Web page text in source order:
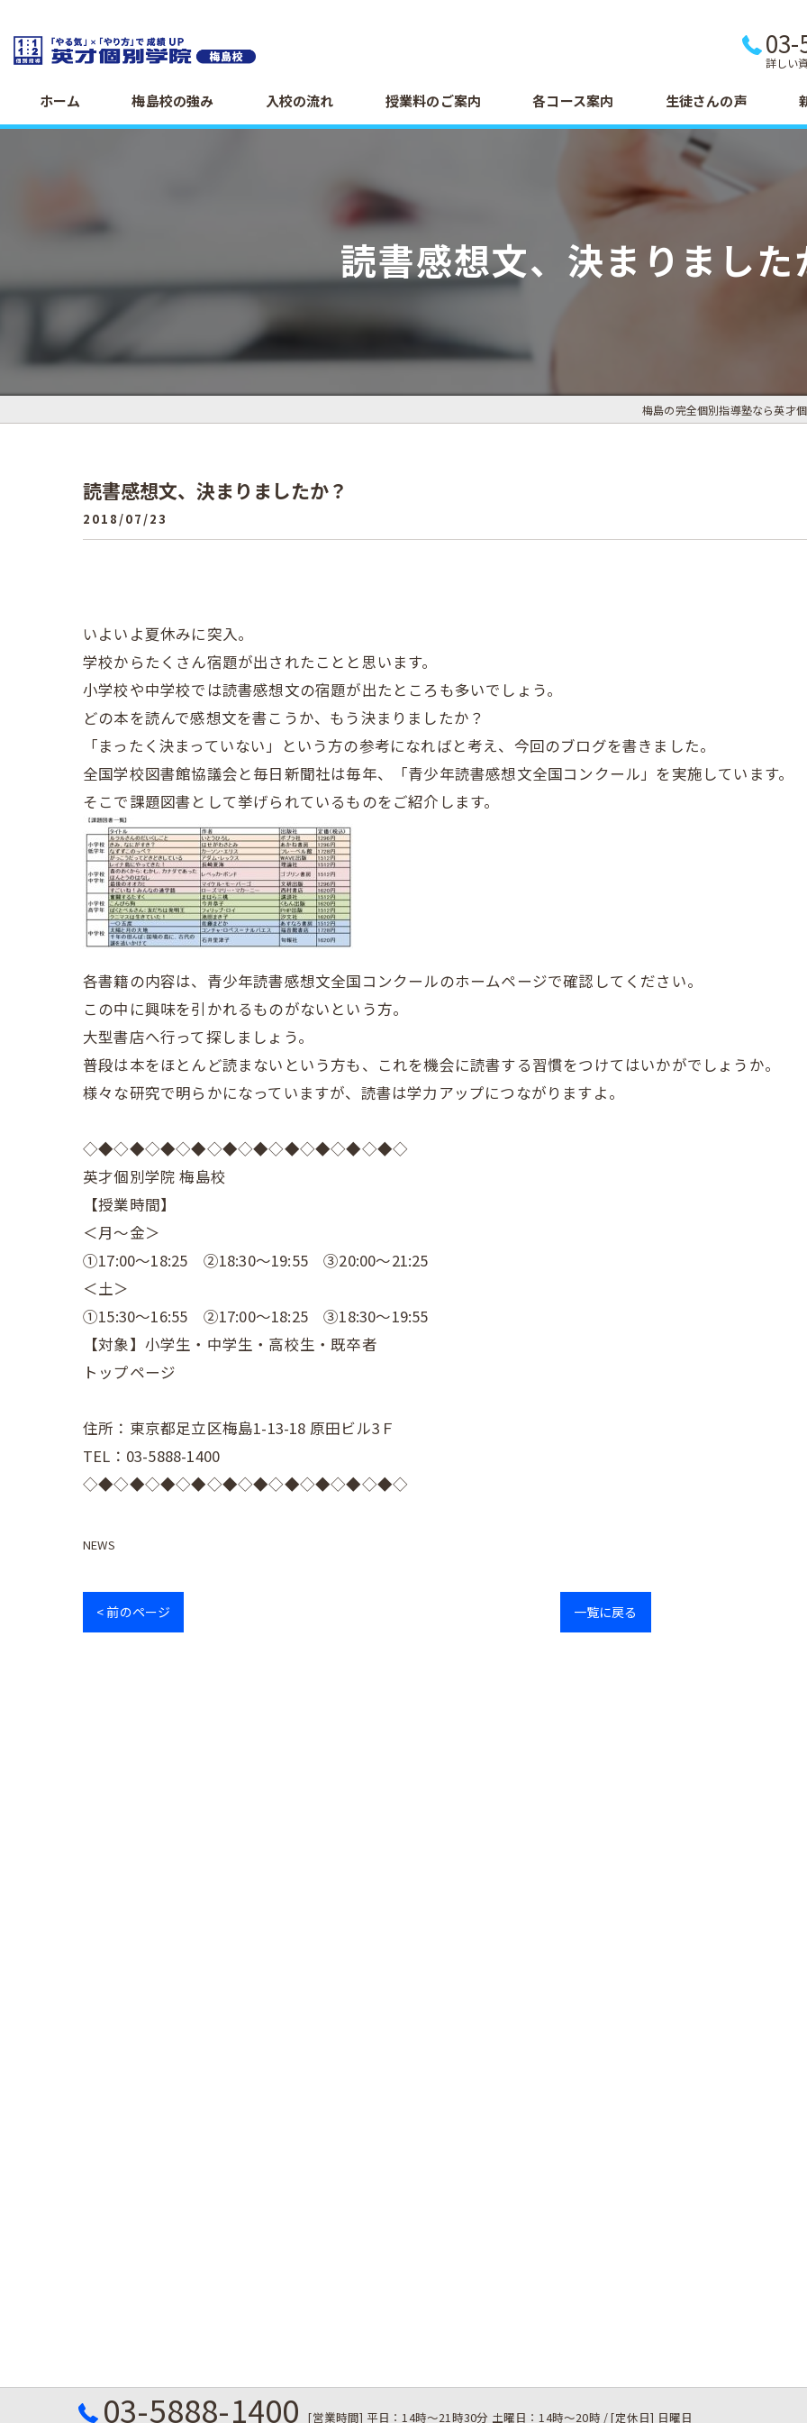
03-
詳しい
ホーム 梅島校の強み 入校の流れ 授業料のご案内 各コース案内 生徒さんの声
読書感想文、決まりました
梅島の完全個別指導塾なら英才
読書感想文、決まりましたか？
2018/07/23
いよいよ夏休みに突入。
学校からたくさん宿題が出されたことと思います。
小学校や中学校では読書感想文の宿題が出たところも多いでしょう。
どの本を読んで感想文を書こうか、もう決まりましたか？
「まったく決まっていない」という方の参考になればと考え、今回のブログを書きました。
全国学校図書館協議会と毎日新聞社は毎年、「青少年読書感想文全国コンクール」を実施しています。
そこで課題図書として挙げられているものをご紹介します。
各書籍の内容は、青少年読書感想文全国コンクールのホームページで確認してください。
この中に興味を引かれるものがないという方。
大型書店へ行って探しましょう。
普段は本をほとんど読まないという方も、これを機会に読書する習慣をつけてはいかがでしょうか。
様々な研究で明らかになっていますが、読書は学力アップにつながりますよ。
◇◆◇◆◇◆◇◆◇◆◇◆◇◆◇◆◇◆◇◆◇
英才個別学院 梅島校
【授業時間】
＜月～金＞
①17:00～18:25 ②18:30～19:55 ③20:00～21:25
＜土＞
①15:30～16:55 ②17:00～18:25 ③18:30～19:55
【対象】小学生・中学生・高校生・既卒者
トップページ
住所：東京都足立区梅島1-13-18 原田ビル3Ｆ
TEL：03-5888-1400
◇◆◇◆◇◆◇◆◇◆◇◆◇◆◇◆◇◆◇◆◇
NEWS
< 前のページ 一覧に戻る
03-5888-1400 [営業時間] 平日：14時～21時30分 土曜日：14時～20時 / [定休日] 日曜日